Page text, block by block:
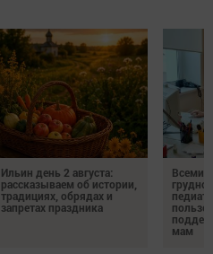
Ильин день 2 августа:
рассказываем об истории,
традициях, обрядах и
запретах праздника
пользе
мам